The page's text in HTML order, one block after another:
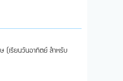
(เรียนวันอาทิตย์ สำหรับ